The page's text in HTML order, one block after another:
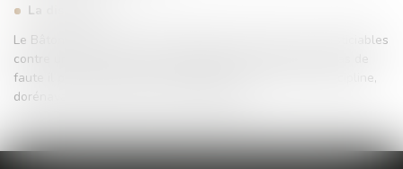
La discipline
Le Bâtonnier instruit les réclamations formées par les justiciables
contre un avocat ainsi que les litiges entre avocats. En cas de
faute il peut renvoyer un avocat devant le conseil de discipline,
dorénavant organisé à l'échelon régional.